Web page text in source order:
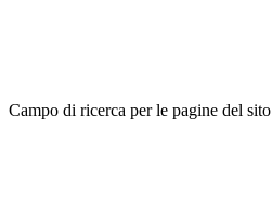
Campo di ricerca per le pagine del sito